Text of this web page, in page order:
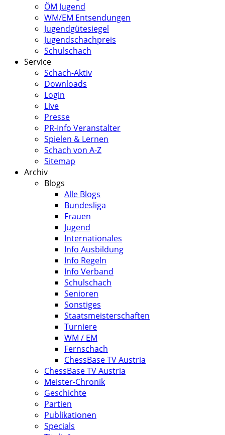
ÖM Jugend
WM/EM Entsendungen
Jugendgütesiegel
Jugendschachpreis
Schulschach
Service
Schach-Aktiv
Downloads
Login
Live
Presse
PR-Info Veranstalter
Spielen & Lernen
Schach von A-Z
Sitemap
Archiv
Blogs
Alle Blogs
Bundesliga
Frauen
Jugend
Internationales
Info Ausbildung
Info Regeln
Info Verband
Schulschach
Senioren
Sonstiges
Staatsmeisterschaften
Turniere
WM / EM
Fernschach
ChessBase TV Austria
ChessBase TV Austria
Meister-Chronik
Geschichte
Partien
Publikationen
Specials